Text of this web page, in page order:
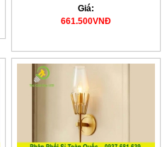
Giá:
661.500VNĐ